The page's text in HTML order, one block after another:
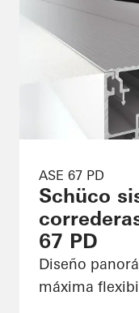
ASE 67 PD
Schüco
67 PD
Diseño
máxima